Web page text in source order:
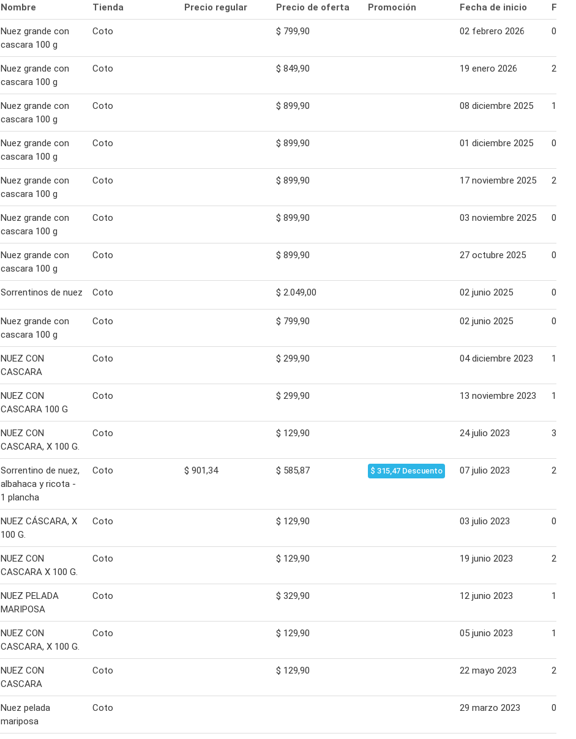
Nombre Tienda Precio regular Precio de oferta Promoción Fecha de inicio
Nuez grande con
cascara 100 g
Coto $ 799,90 02 febrero 2026 09
Nuez grande con
cascara 100 g
Coto $ 849,90 19 enero 2026 26
Nuez grande con
cascara 100 g
Coto $ 899,90 08 diciembre 2025 15
Nuez grande con
cascara 100 g
Coto $ 899,90 01 diciembre 2025 07
Nuez grande con
cascara 100 g
Coto $ 899,90 17 noviembre 2025 23
Nuez grande con
cascara 100 g
Coto $ 899,90 03 noviembre 2025 09
Nuez grande con
cascara 100 g
Coto $ 899,90 27 octubre 2025 02
Sorrentinos de nuez Coto $ 2.049,00 02 junio 2025 08
Nuez grande con
cascara 100 g
Coto $ 799,90 02 junio 2025 08
NUEZ CON
CASCARA
Coto $ 299,90 04 diciembre 2023 10
NUEZ CON
CASCARA 100 G
Coto $ 299,90 13 noviembre 2023 19
NUEZ CON
CASCARA, X 100 G.
Coto $ 129,90 24 julio 2023 30
Sorrentino de nuez,
albahaca y ricota -
1 plancha
Coto $ 901,34 $ 585,87 $ 315,47 Descuento 07 julio 2023 22
NUEZ CÁSCARA, X
100 G.
Coto $ 129,90 03 julio 2023 09
NUEZ CON
CASCARA X 100 G.
Coto $ 129,90 19 junio 2023 25
NUEZ PELADA
MARIPOSA
Coto $ 329,90 12 junio 2023 18
NUEZ CON
CASCARA, X 100 G.
Coto $ 129,90 05 junio 2023 11
NUEZ CON
CASCARA
Coto $ 129,90 22 mayo 2023 28
Nuez pelada
mariposa
Coto 29 marzo 2023 02